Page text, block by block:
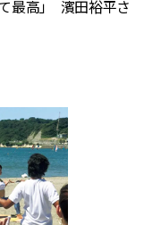
最高」 濱田裕平さ